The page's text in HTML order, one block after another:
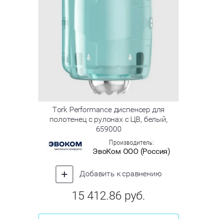
Tork Performance диспенсер для
полотенец с рулонах с ЦВ, белый,
659000
Производитель:
ЭвоКом ООО (Россия)
Добавить к сравнению
15 412.86 руб.